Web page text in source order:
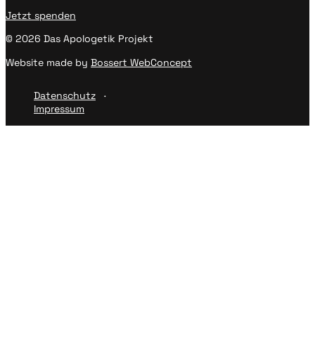
Jetzt spenden
© 2026 Das Apologetik Projekt
Website made by Bossert WebConcept
Datenschutz
Impressum